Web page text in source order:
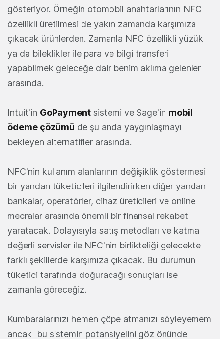
gösteriyor. Örneğin otomobil anahtarlarının NFC
özellikli üretilmesi de yakın zamanda karşımıza
çıkacak ürünlerden. Zamanla NFC özellikli yüzük
ya da bileklikler ile para ve bilgi transferi
yapabilmek geleceğe dair benim aklıma gelenler
arasında.
Intuit'in GoPayment sistemi ve Sage'in mobil
ödeme çözümü de şu anda yaygınlaşmayı
bekleyen alternatifler arasında.
NFC'nin kullanım alanlarının değişiklik göstermesi
bir yandan tüketicileri ilgilendirirken diğer yandan
bankalar, operatörler, cihaz üreticileri ve online
mecralar arasında önemli bir finansal rekabet
yaratacak. Dolayısıyla satış metodları ve katma
değerli servisler ile NFC'nin birlikteliği gelecekte
farklı şekillerde karşımıza çıkacak. Bu durumun
tüketici tarafında doğuracağı sonuçları ise
zamanla göreceğiz.
Kumbaralarınızı hemen çöpe atmanızı söyleyemem
ancak bu sistemin potansiyelini göz önünde